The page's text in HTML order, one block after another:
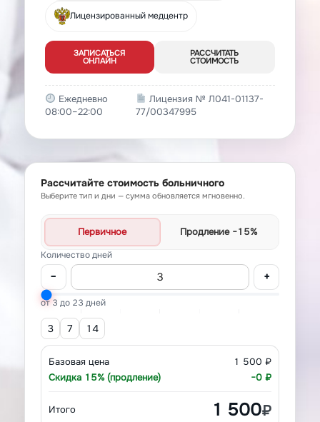
Лицензированный медцентр
ЗАПИСАТЬСЯ
ОНЛАЙН
РАССЧИТАТЬ
СТОИМОСТЬ
Ежедневно
08:00–22:00
Лицензия № Л041-01137-
77/00347995
Рассчитайте стоимость больничного
Выберите тип и дни — сумма обновляется мгновенно.
Первичное Продление −15%
Количество дней
− +
от 3 до 23 дней
3 7 14
Базовая цена
1 500 ₽
Скидка 15% (продление)
−0 ₽
Итого 1 500₽